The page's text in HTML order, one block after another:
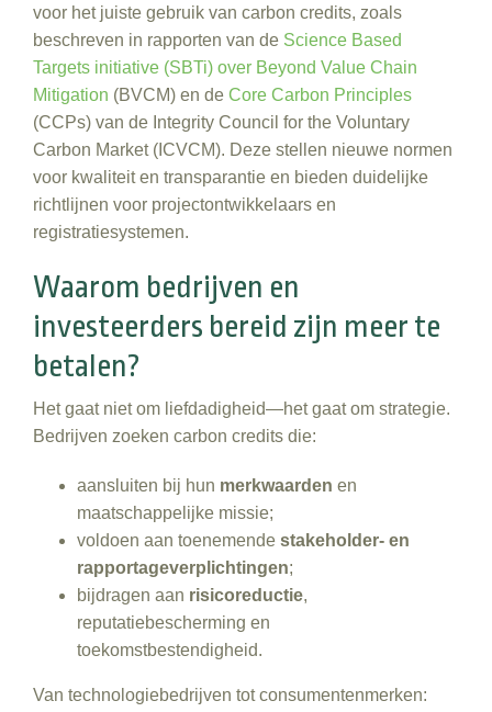
voor het juiste gebruik van carbon credits, zoals
beschreven in rapporten van de Science Based
Targets initiative (SBTi) over Beyond Value Chain
Mitigation (BVCM) en de Core Carbon Principles
(CCPs) van de Integrity Council for the Voluntary
Carbon Market (ICVCM). Deze stellen nieuwe normen
voor kwaliteit en transparantie en bieden duidelijke
richtlijnen voor projectontwikkelaars en
registratiesystemen.
Waarom bedrijven en
investeerders bereid zijn meer te
betalen?
Het gaat niet om liefdadigheid—het gaat om strategie.
Bedrijven zoeken carbon credits die:
aansluiten bij hun merkwaarden en
maatschappelijke missie;
voldoen aan toenemende stakeholder‑ en
rapportageverplichtingen;
bijdragen aan risicoreductie,
reputatiebescherming en
toekomstbestendigheid.
Van technologiebedrijven tot consumentenmerken: